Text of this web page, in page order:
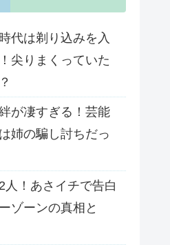
代は剃り込みを入
尖りまくっていた
が凄すぎる！芸能
姉の騙し討ちだっ
！あさイチで告白
ゾーンの真相と